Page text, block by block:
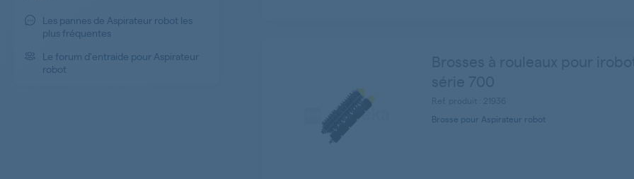
Les pannes de Aspirateur robot les
plus fréquentes
Le forum d'entraide pour Aspirateur
robot
Brosse pour Aspirateur robot